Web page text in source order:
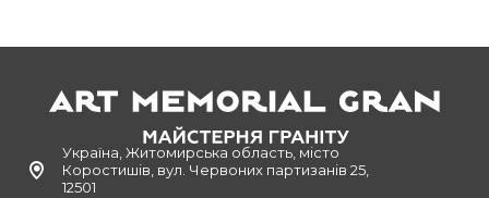
Україна, Житомирська область, місто
Коростишів, вул. Червоних партизанів 25,
12501